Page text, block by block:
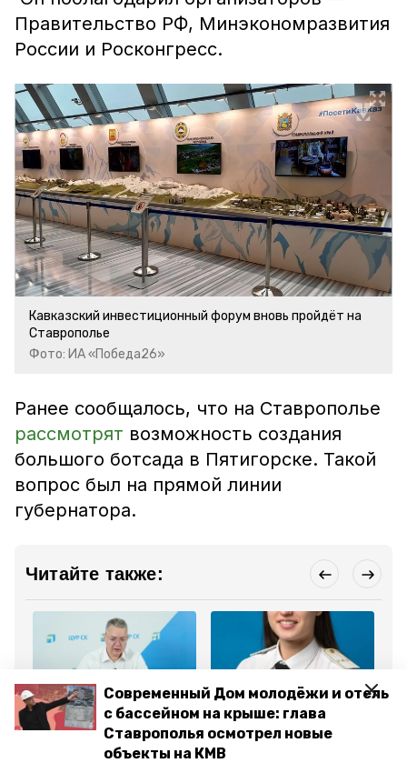
Современный Дом молодёжи и отель
с бассейном на крыше: глава
Ставрополья осмотрел новые
объекты на КМВ
Правительство РФ, Минэкономразвития
России и Росконгресс.
Кавказский инвестиционный форум вновь пройдёт на
Ставрополье
Фото: ИА «Победа26»
Ранее сообщалось, что на Ставрополье
рассмотрят возможность создания
большого ботсада в Пятигорске. Такой
вопрос был на прямой линии
губернатора.
Читайте также:
Общество
21 ноября 2025, 14:06
Губернатор посетит
село Канглы во время
Общество
15 октября 2025, 15:07
Минераловодская
активистка «Юнармии»